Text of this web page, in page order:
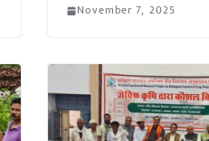
November 7, 2025